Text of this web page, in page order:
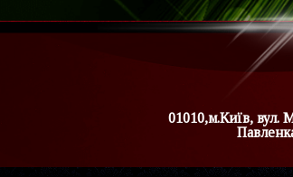
01010,м.Київ, вул.